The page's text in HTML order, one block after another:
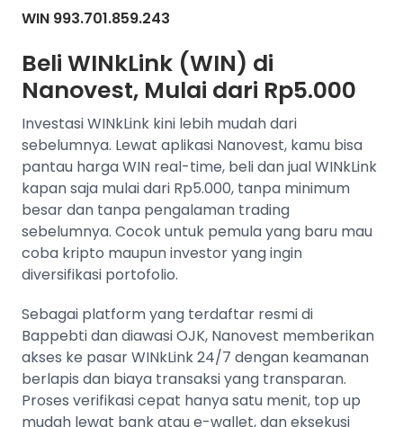
WIN 993.701.859.243
Beli WINkLink (WIN) di
Nanovest, Mulai dari Rp5.000
Investasi WINkLink kini lebih mudah dari
sebelumnya. Lewat aplikasi Nanovest, kamu bisa
pantau harga WIN real-time, beli dan jual WINkLink
kapan saja mulai dari Rp5.000, tanpa minimum
besar dan tanpa pengalaman trading
sebelumnya. Cocok untuk pemula yang baru mau
coba kripto maupun investor yang ingin
diversifikasi portofolio.
Sebagai platform yang terdaftar resmi di
Bappebti dan diawasi OJK, Nanovest memberikan
akses ke pasar WINkLink 24/7 dengan keamanan
berlapis dan biaya transaksi yang transparan.
Proses verifikasi cepat hanya satu menit, top up
mudah lewat bank atau e-wallet, dan eksekusi